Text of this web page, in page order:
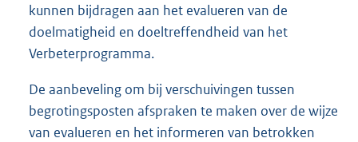
kunnen bijdragen aan het evalueren van de
doelmatigheid en doeltreffendheid van het
Verbeterprogramma.
De aanbeveling om bij verschuivingen tussen
begrotingsposten afspraken te maken over de wijze
van evalueren en het informeren van betrokken